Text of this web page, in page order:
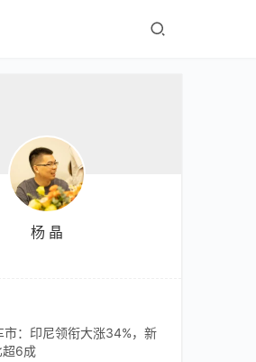
杨 晶
市：印尼领衔大涨34%，新
超6成